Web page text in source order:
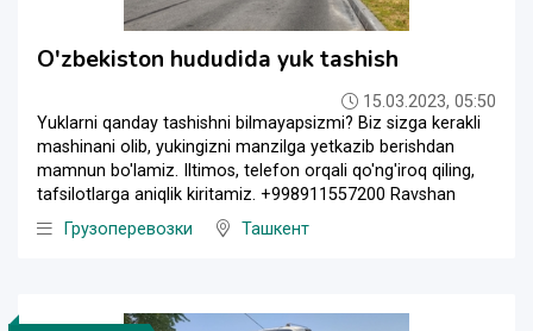
O'zbekiston hududida yuk tashish
15.03.2023, 05:50
Yuklarni qanday tashishni bilmayapsizmi? Biz sizga kerakli
mashinani olib, yukingizni manzilga yetkazib berishdan
mamnun bo'lamiz. Iltimos, telefon orqali qo'ng'iroq qiling,
tafsilotlarga aniqlik kiritamiz. +998911557200 Ravshan
Грузоперевозки
Ташкент